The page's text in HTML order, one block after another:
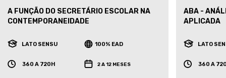
A FUNÇÃO DO SECRETÁRIO ESCOLAR NA
CONTEMPORANEIDADE
LATO SENSU 100% EAD
360 A 720H 2 A 12 MESES
ABA -
APLICADA
LATO
360 A